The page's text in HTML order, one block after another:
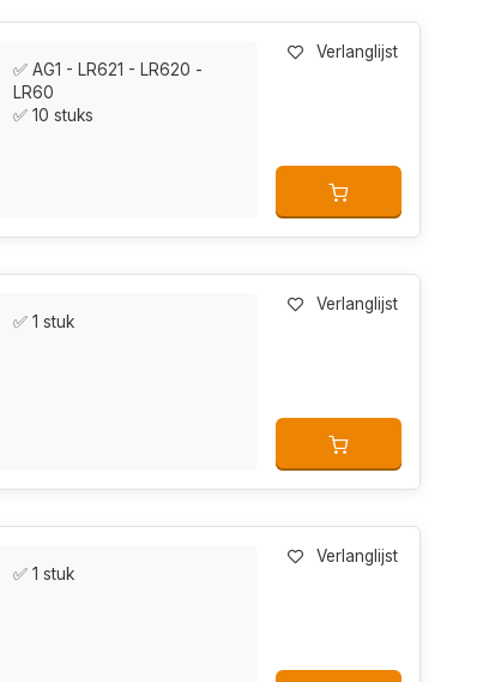
✅ AG1 - LR621 - LR620 -
LR60
✅ 10 stuks
Verlanglijst
✅ 1 stuk
Verlanglijst
✅ 1 stuk
Verlanglijst